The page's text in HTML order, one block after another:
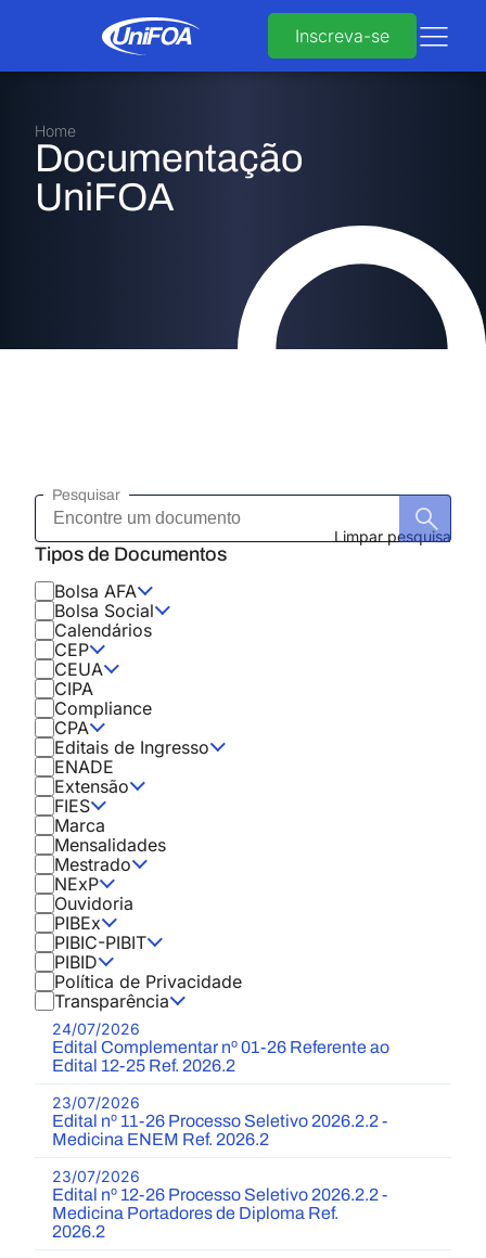
Inscreva-se
Home
Documentação
UniFOA
Pesquisar
Encontre
um
documento
Limpar pesquisa
Tipos de Documentos
Bolsa AFA
Bolsa Social
Calendários
CEP
CEUA
CIPA
Compliance
CPA
Editais de Ingresso
ENADE
Extensão
FIES
Marca
Mensalidades
Mestrado
NExP
Ouvidoria
PIBEx
PIBIC-PIBIT
PIBID
Política de Privacidade
Transparência
24/07/2026
Edital Complementar nº 01-26 Referente ao
Edital 12-25 Ref. 2026.2
23/07/2026
Edital nº 11-26 Processo Seletivo 2026.2.2 -
Medicina ENEM Ref. 2026.2
23/07/2026
Edital nº 12-26 Processo Seletivo 2026.2.2 -
Medicina Portadores de Diploma Ref.
2026.2